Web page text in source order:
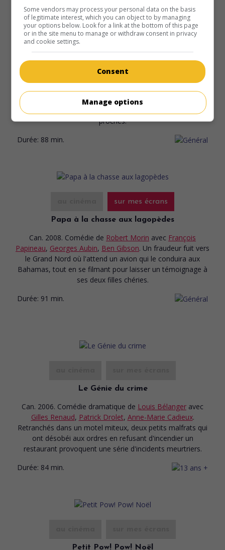
au cinéma
Nuages sur la ville
Can. 2009. Comédie dramatique
avec
Jean-Pierre Lefebvre,Robert Morin,Teo Spychalski. Un
agent des services sociaux qui fut autrefois un écrivain
estimé prend la mesure de la distance qui le sépare de ses
proches.
Durée: 88 min.
sur mes écrans
Papa à la chasse aux lagopèdes
Can. 2008. Comédie de Robert Morin avec François
Papineau, Georges Aubin, Ben Gibson. Un fraudeur fuit vers
le Grand Nord où l'attend un avion qui le conduira aux
Bahamas, tout en se filmant pour laisser un témoignage à
ses deux filles chéries.
Durée: 91 min.
Le Génie du crime
Can. 2006. Comédie dramatique de Louis Bélanger avec
Gilles Renaud, Patrick Drolet, Anne-Marie Cadieux.
Retranchés dans un motel miteux, deux petits malfrats qui
ont désobéi aux ordres en refusant d'incendier un
restaurant provoquent une série d'incidents meurtriers.
Durée: 84 min.
Petit Pow! Pow! Noël
Some vendors may process your personal data on the basis
of legitimate interest, which you can object to by managing
your options below. Look for a link at the bottom of this page
or in the site menu to manage or withdraw consent in privacy
and cookie settings.
Consent
Manage options